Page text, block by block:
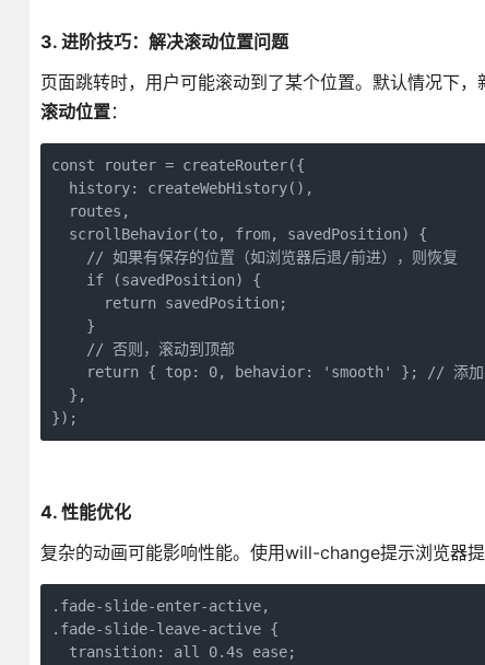
3. 进阶技巧：解决滚动位置问题
页面跳转时，用户可能滚动到了某个位置。默认情况下
滚动位置：
const router = createRouter({
  history: createWebHistory(),
  routes,
  scrollBehavior(to, from, savedPosition) {
    // 如果有保存的位置（如浏览器后退/前进），则恢复
    if (savedPosition) {
      return savedPosition;
    }
    // 否则，滚动到顶部
return { top: 0, behavior: 'smooth' }; // 添加
  },
});
4. 性能优化
复杂的动画可能影响性能。使用will-change提示浏览器提
.fade-slide-enter-active,
.fade-slide-leave-active {
  transition: all 0.4s ease;